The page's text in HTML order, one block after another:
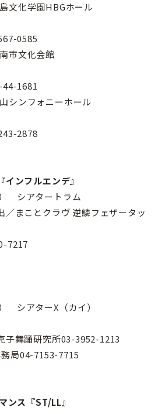
文化学園HBGホール
0585
市文化会館
1681
シンフォニーホール
2878
ンフルエンデ』
シアタートラム
まことクラヴ 逆鱗フェザータッ
7217
シアターX（カイ）
子舞踊研究所03-3952-1213
局04-7153-7715
ンス『ST/LL』